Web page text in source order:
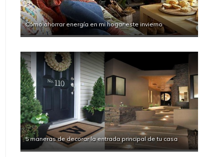
Cómo ahorrar energía en mi hogar este invierno
5 maneras de decorar la entrada principal de tu casa